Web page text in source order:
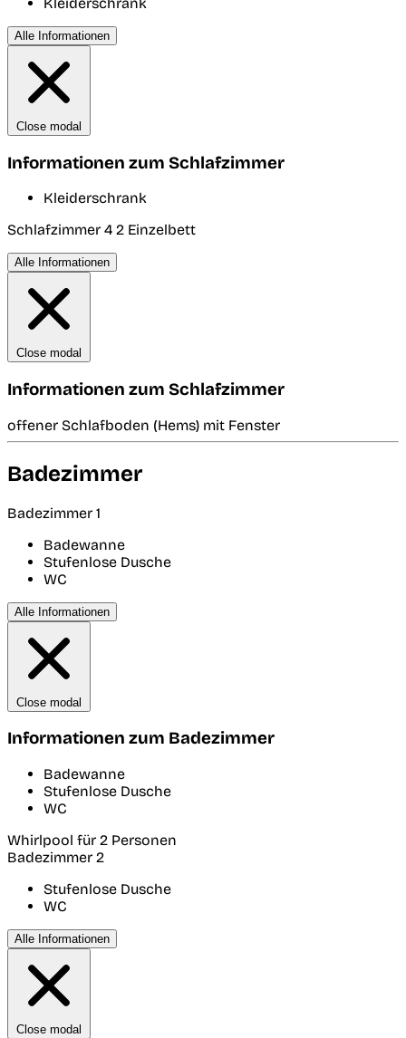
Alle Informationen
Close modal
Informationen zum Schlafzimmer
Kleiderschrank
Schlafzimmer 4 2 Einzelbett
Alle Informationen
Close modal
Informationen zum Schlafzimmer
offener Schlafboden (Hems) mit Fenster
Badezimmer
Badezimmer 1
Badewanne
Stufenlose Dusche
WC
Alle Informationen
Close modal
Informationen zum Badezimmer
Badewanne
Stufenlose Dusche
WC
Whirlpool für 2 Personen
Badezimmer 2
Stufenlose Dusche
WC
Alle Informationen
Close modal